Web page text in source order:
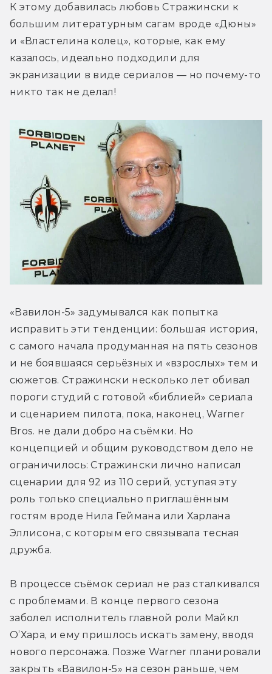
К этому добавилась любовь Стражински к
большим литературным сагам вроде «Дюны»
и «Властелина колец», которые, как ему
казалось, идеально подходили для
экранизации в виде сериалов — но почему-то
никто так не делал!
«Вавилон-5» задумывался как попытка
исправить эти тенденции: большая история,
с самого начала продуманная на пять сезонов
и не боявшаяся серьёзных и «взрослых» тем и
сюжетов. Стражински несколько лет обивал
пороги студий с готовой «библией» сериала
и сценарием пилота, пока, наконец, Warner
Bros. не дали добро на съёмки. Но
концепцией и общим руководством дело не
ограничилось: Стражински лично написал
сценарии для 92 из 110 серий, уступая эту
роль только специально приглашённым
гостям вроде Нила Геймана или Харлана
Эллисона, с которым его связывала тесная
дружба.
В процессе съёмок сериал не раз сталкивался
с проблемами. В конце первого сезона
заболел исполнитель главной роли Майкл
О’Хара, и ему пришлось искать замену, вводя
нового персонажа. Позже Warner планировали
закрыть «Вавилон-5» на сезон раньше, чем